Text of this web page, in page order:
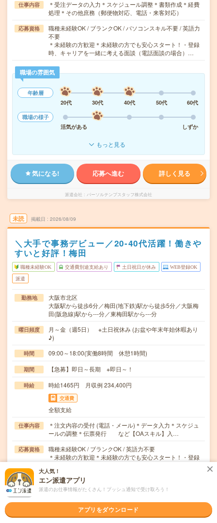
仕事内容
＊受注データの入力＊スケジュール調整＊書類作成＊経費
処理＊その他庶務（郵便物対応、電話・来客対応）
応募資格
職種未経験OK / ブランクOK / パソコンスキル不要 / 英語力
不要
＊未経験の方歓迎＊未経験の方でも安心スタート！・登録
時、キャリアを一緒に考える面談（電話面談の場合）…
職場の雰囲気
年齢層
20代
30代 40代 50代
60代
職場の様子
活気がある
しずか
もっと見る
気になる! 応募へ進む 詳しく見る
派遣会社 パーソルテンプスタッフ株式会社
未読 掲載日 2026/08/09
＼大手で事務デビュー／20‐40代活躍！働きや
すいと好評！梅田
職種未経験OK 交通費別途支給あり 土日祝日が休み WEB登録OK
派遣
勤務地
大阪市北区
大阪駅から徒歩6分／梅田(地下鉄)駅から徒歩5分／大阪梅
田(阪急線)駅から---分／東梅田駅から---分
曜日頻度
月～金（週5日） ※土日祝休み (お盆や年末年始休暇あり
♪)
時間 09:00～18:00(実働8時間 休憩1時間)
期間 【急募】即日～長期 ※即日～！
時給 時給1465円 月収例 234,400円
交通費
全額支給
仕事内容
＊注文内容の受付 (電話・メール)＊データ入力＊スケジュ
ールの調整＊伝票発行 など【OAスキル】入…
応募資格
職種未経験OK / ブランクOK / 英語力不要
＊未経験の方歓迎＊未経験の方でも安心スタート！・登録
職場の雰囲気
20代
30代 40代 50代 60代
大人気！
エン派遣アプリ
派遣のお仕事情報がたくさん！プッシュ通知で受け取ろう！
アプリをダウンロード